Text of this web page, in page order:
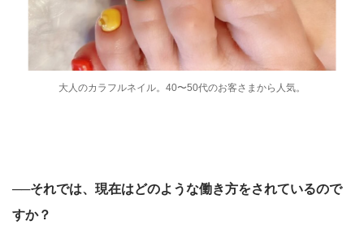
大人のカラフルネイル。40〜50代のお客さまから人気。
──それでは、現在はどのような働き方をされているので
すか？